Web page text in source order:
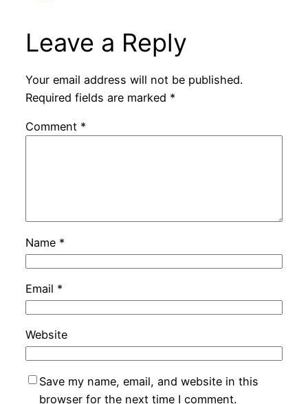
Leave a Reply
Your email address will not be published.
Required fields are marked *
Comment *
Name *
Email *
Website
Save my name, email, and website in this
browser for the next time I comment.